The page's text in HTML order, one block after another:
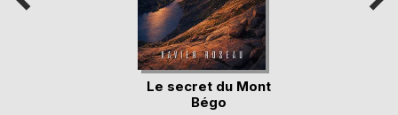
Le secret du Mont
Bégo